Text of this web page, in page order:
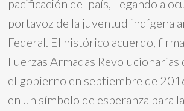
pacificación del país, llegando a
portavoz de la juventud indígena
Federal. El histórico acuerdo,
Fuerzas Armadas
el gobierno en septiembre de
en un símbolo de esperanza para